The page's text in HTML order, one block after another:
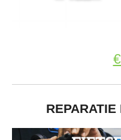
REPARATIE